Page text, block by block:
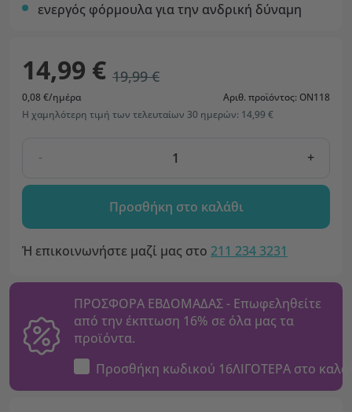
ενεργός φόρμουλα για την ανδρική δύναμη
14,99 € 19,99 €
0,08 €/ημέρα
Αριθ. προϊόντος: ON118
Η χαμηλότερη τιμή των τελευταίων 30 ημερών: 14,99 €
- +
Προσθήκη στο καλάθι
Ή επικοινωνήστε μαζί μας στο 211 234 3231
ΠΡΟΣΦΟΡΑ ΕΒΔΟΜΑΔΑΣ - Επωφεληθείτε
από την έκπτωση 16% σε όλα μας τα
προϊόντα.
Προσθήκη κωδικού 16ΛΙΓΟΤΕΡΑ στο